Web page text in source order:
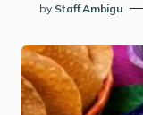
by Staff Ambigu